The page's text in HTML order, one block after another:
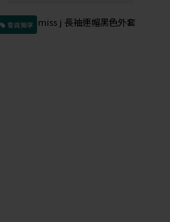
會員獨享